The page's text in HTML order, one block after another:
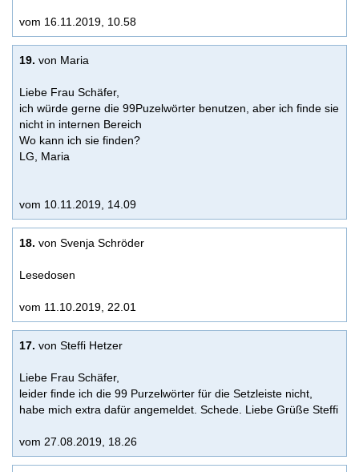
vom 16.11.2019, 10.58
19. von Maria
Liebe Frau Schäfer,
ich würde gerne die 99Puzelwörter benutzen, aber ich finde sie
nicht in internen Bereich
Wo kann ich sie finden?
LG, Maria
vom 10.11.2019, 14.09
18. von Svenja Schröder
Lesedosen
vom 11.10.2019, 22.01
17. von Steffi Hetzer
Liebe Frau Schäfer,
leider finde ich die 99 Purzelwörter für die Setzleiste nicht,
habe mich extra dafür angemeldet. Schede. Liebe Grüße Steffi
vom 27.08.2019, 18.26